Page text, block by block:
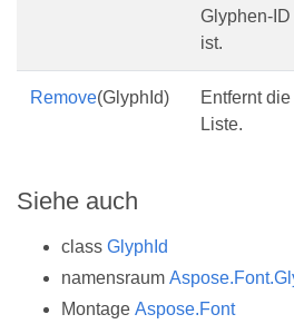
Glyphen-
ist.
Remove(GlyphId)
Entfernt
Liste.
Siehe auch
class GlyphId
namensraum
Montage Aspose.Font